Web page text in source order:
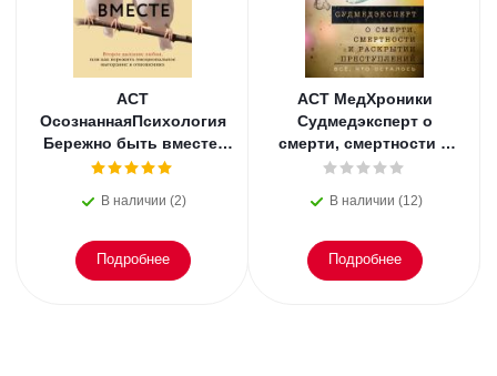
АСТ
ОсознаннаяПсихология
Бережно быть вместе.
Второе дыхание любви,
эмоциональное
В наличии (2)
Подробнее
АСТ МедХроники
Судмедэксперт о
смерти, смертности и
раскрытии
осталось. Блэк
В наличии (12)
Подробнее